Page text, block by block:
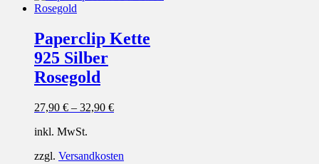
Paperclip Kette
925 Silber
Rosegold
27,90 € – 32,90 €
inkl. MwSt.
zzgl. Versandkosten